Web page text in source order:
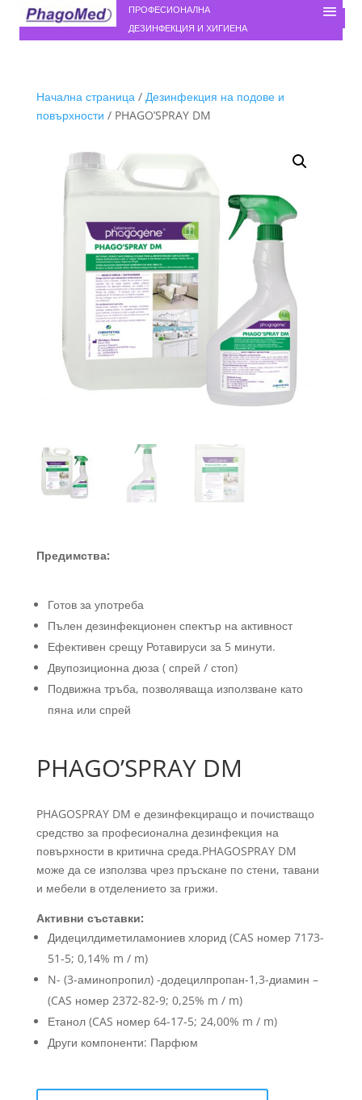
ПРОФЕСИОНАЛНА
ДЕЗИНФЕКЦИЯ И ХИГИЕНА
Начална страница/ Дезинфекция на подове и
повърхности / PHAGO’SPRAY DM
Предимства:
Готов за употреба
Пълен дезинфекционен спектър на активност
Ефективен срещу Ротавируси за 5 минути.
Двупозиционна дюза ( спрей / стоп)
Подвижна тръба, позволяваща използване като
пяна или спрей
PHAGO’SPRAY DM
PHAGOSPRAY DM е дезинфекциращо и почистващо
средство за професионална дезинфекция на
повърхности в критична среда.PHAGOSPRAY DM
може да се използва чрез пръскане по стени, тавани
и мебели в отделението за грижи.
Активни съставки:
Дидецилдиметиламониев хлорид (CAS номер 7173-
51-5; 0,14% m / m)
N- (3-аминопропил) -додецилпропан-1,3-диамин –
(CAS номер 2372-82-9; 0,25% m / m)
Етанол (CAS номер 64-17-5; 24,00% m / m)
Други компоненти: Парфюм